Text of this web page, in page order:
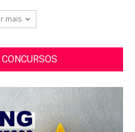
mais